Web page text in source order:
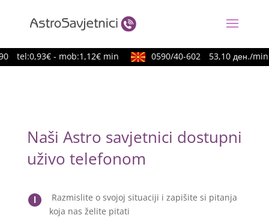
tel:0,93€ - mob:1,12€ min 0590/40-602 53,10 ден./min
Naši Astro savjetnici dostupni
uživo telefonom
l
Razmislite o svojoj situaciji i zapišite si pitanja
koja nas želite pitati